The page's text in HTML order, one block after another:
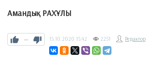
Амандық РАХҰЛЫ
— 15.10.2020 15:42 2251 Редактор